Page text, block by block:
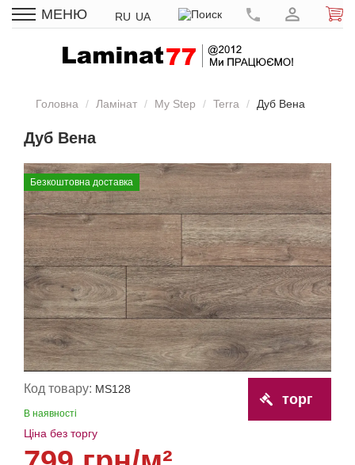
МЕНЮ RU UA
Головна Ламінат My Step Terra Дуб Вена
Дуб Вена
Безкоштовна доставка
Код товару: MS128
В наявності
Ціна без торгу
торг